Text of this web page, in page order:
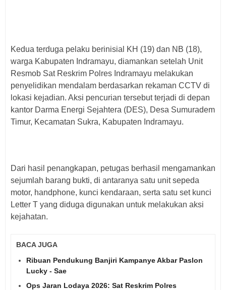
Kedua terduga pelaku berinisial KH (19) dan NB (18),
warga Kabupaten Indramayu, diamankan setelah Unit
Resmob Sat Reskrim Polres Indramayu melakukan
penyelidikan mendalam berdasarkan rekaman CCTV di
lokasi kejadian. Aksi pencurian tersebut terjadi di depan
kantor Darma Energi Sejahtera (DES), Desa Sumuradem
Timur, Kecamatan Sukra, Kabupaten Indramayu.
Dari hasil penangkapan, petugas berhasil mengamankan
sejumlah barang bukti, di antaranya satu unit sepeda
motor, handphone, kunci kendaraan, serta satu set kunci
Letter T yang diduga digunakan untuk melakukan aksi
kejahatan.
BACA JUGA
Ribuan Pendukung Banjiri Kampanye Akbar Paslon
Lucky - Sae
Ops Jaran Lodaya 2026: Sat Reskrim Polres